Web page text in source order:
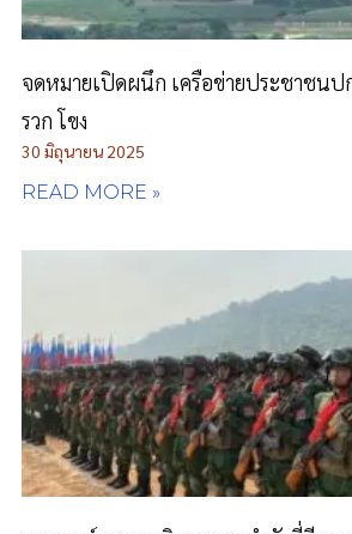
จดหมายเปิดผนึก เครือข่ายประชาชนป
รวก โขง
30 มิถุนายน 2025
READ MORE »